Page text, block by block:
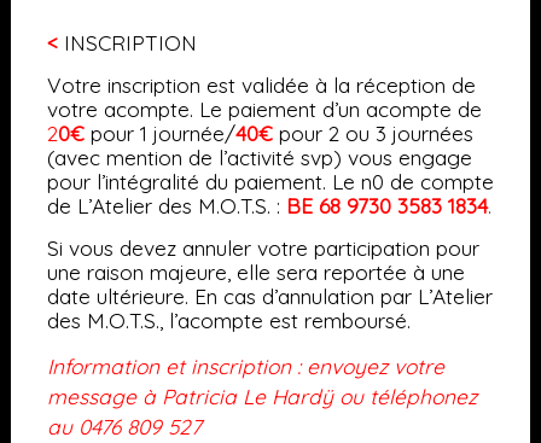
<INSCRIPTION
Votre inscription est validée à la réception de
votre acompte. Le paiement d’un acompte de
20€pour 1 journée/40€pour 2 ou 3 journées
(avec mention de l’activité svp) vous engage
pour l’intégralité du paiement. Le n0 de compte
de L’Atelier des M.O.T.S. : BE 68 9730 3583 1834.
Si vous devez annuler votre participation pour
une raison majeure, elle sera reportée à une
date ultérieure. En cas d’annulation par L’Atelier
des M.O.T.S., l’acompte est remboursé.
Information et inscription : envoyez votre
message à Patricia Le Hardÿ ou téléphonez
au 0476 809 527